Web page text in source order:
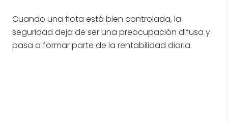
Cuando una flota está bien controlada, la
seguridad deja de ser una preocupación difusa y
pasa a formar parte de la rentabilidad diaria.